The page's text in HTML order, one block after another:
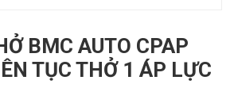
BMC AUTO CPAP
TỤC THỞ 1 ÁP LỰC